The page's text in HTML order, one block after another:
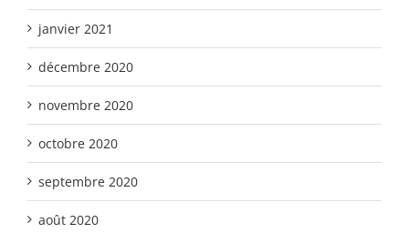
janvier 2021
décembre 2020
novembre 2020
octobre 2020
septembre 2020
août 2020